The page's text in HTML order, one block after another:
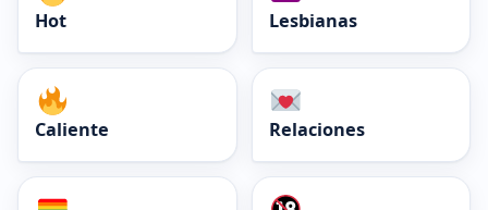
Hot Lesbianas
Caliente Relaciones